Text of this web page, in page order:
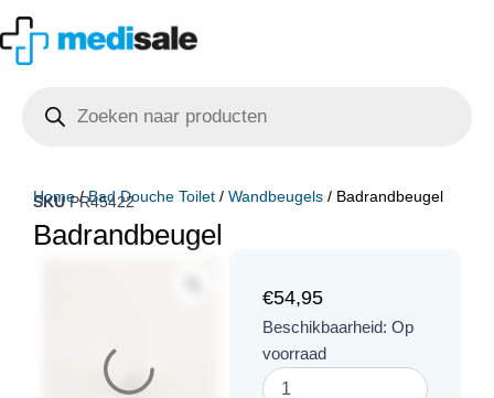
naar
de
zoeken
Home/Bad Douche Toilet / Wandbeugels / Badrandbeugel
SKUPR45422
Badrandbeugel
€54,95
Beschikbaarheid: Op
voorraad
Badrandbeugel